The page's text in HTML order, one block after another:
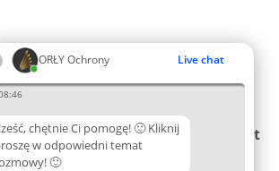
ORŁY Ochrony Live chat
chętnie Ci pomogę! 🙂 Kliknij
w odpowiedni temat
🙂
o. sp. k.
Plebiscyt Kontakt